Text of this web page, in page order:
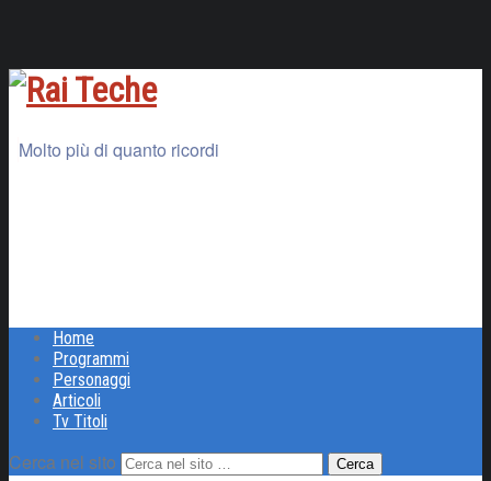
Molto più di quanto ricordi
Home
Programmi
Personaggi
Articoli
Tv Titoli
Cerca nel sito